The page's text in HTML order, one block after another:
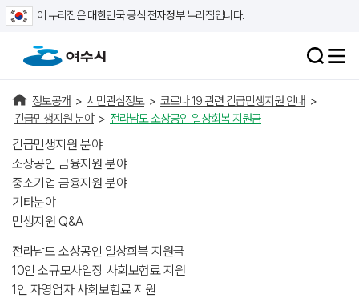
이 누리집은 대한민국 공식 전자정부 누리집입니다.
정보공개 > 시민관심정보 > 코로나 19 관련 긴급민생지원 안내 >
긴급민생지원 분야 > 전라남도 소상공인 일상회복 지원금
긴급민생지원 분야
소상공인 금융지원 분야
중소기업 금융지원 분야
기타분야
민생지원 Q&A
전라남도 소상공인 일상회복 지원금
10인 소규모사업장 사회보험료 지원
1인 자영업자 사회보험료 지원